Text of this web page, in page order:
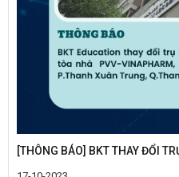
[THÔNG BÁO] BKT THAY ĐỔI